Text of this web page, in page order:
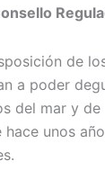
de
a poder
del mar y
unos